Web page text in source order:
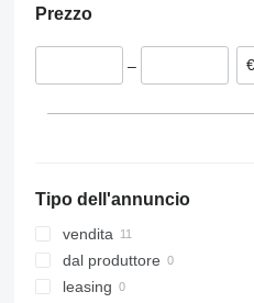
Belgio
Estonia
Kirghizistan
Azerbaigian
Argentina
Prezzo
–
Tipo dell'annuncio
vendita
dal produttore
leasing